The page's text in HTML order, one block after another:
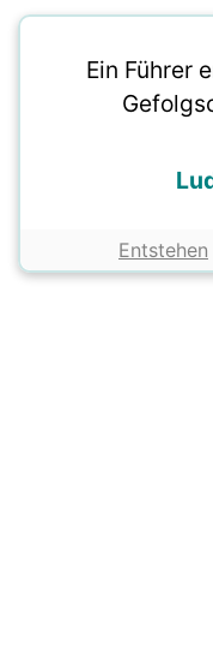
Ein Führer
Entstehen